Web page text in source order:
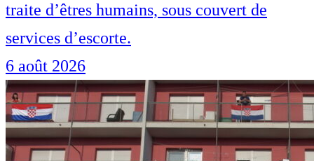
traite d’êtres humains, sous couvert de
services d’escorte.
6 août 2026